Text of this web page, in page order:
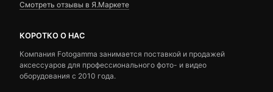
Смотреть отзывы в Я.Маркете
КОРОТКО О НАС
Компания Fotogamma занимается поставкой и продажей
аксессуаров для профессионального фото- и видео
оборудования с 2010 года.